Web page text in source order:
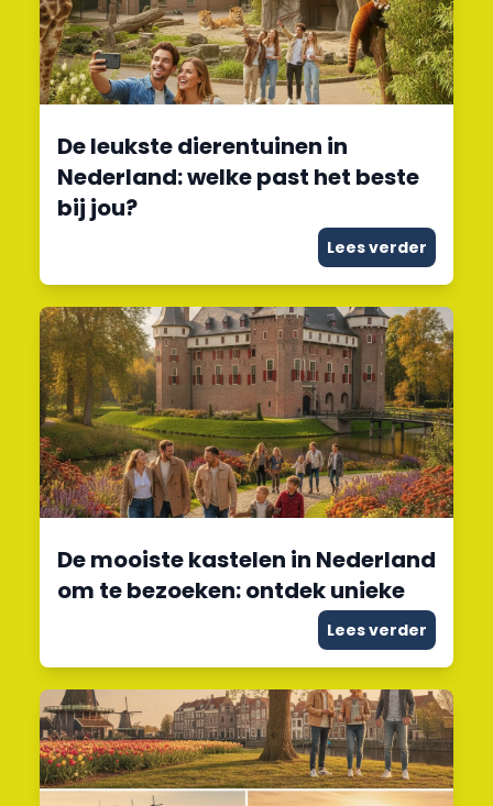
De leukste dierentuinen in
Nederland: welke past het beste
bij jou?
Lees verder
De mooiste kastelen in Nederland
om te bezoeken: ontdek unieke
Lees verder